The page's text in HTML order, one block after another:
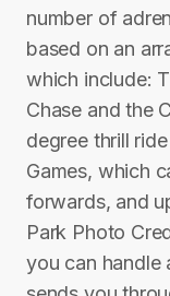
number of
based on an
which include:
Chase and the
degree thrill
Games, which
forwards, and
Park Photo
you can handle